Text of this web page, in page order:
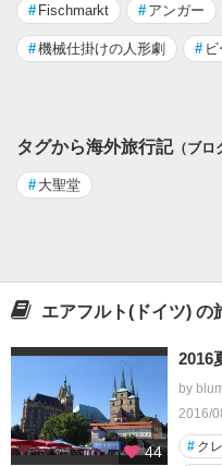
# Fischmarkt # アンガー
#機械仕掛けの人形劇 #
タグから海外旅行記（ブロ
# 大聖堂
エアフルト(ドイツ) の
44
2016
by
2016/
# ク